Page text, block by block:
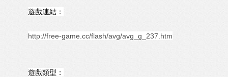
遊戲連結：
http://free-game.cc/flash/avg/avg_g_237.htm
遊戲類型：